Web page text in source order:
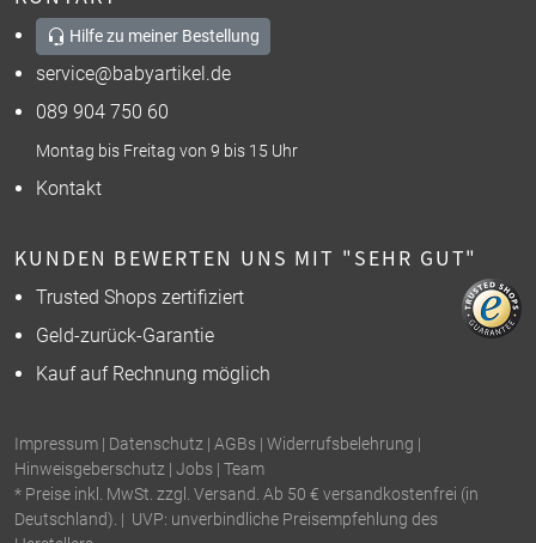
Hilfe zu meiner Bestellung
service@babyartikel.de
089 904 750 60
Montag bis Freitag von 9 bis 15 Uhr
Kontakt
KUNDEN BEWERTEN UNS MIT "SEHR GUT"
Trusted Shops zertifiziert
Geld-zurück-Garantie
Kauf auf Rechnung möglich
Impressum | Datenschutz | AGBs | Widerrufsbelehrung |
Hinweisgeberschutz | Jobs | Team
* Preise inkl. MwSt. zzgl. Versand. Ab 50 € versandkostenfrei (in
Deutschland). | UVP: unverbindliche Preisempfehlung des